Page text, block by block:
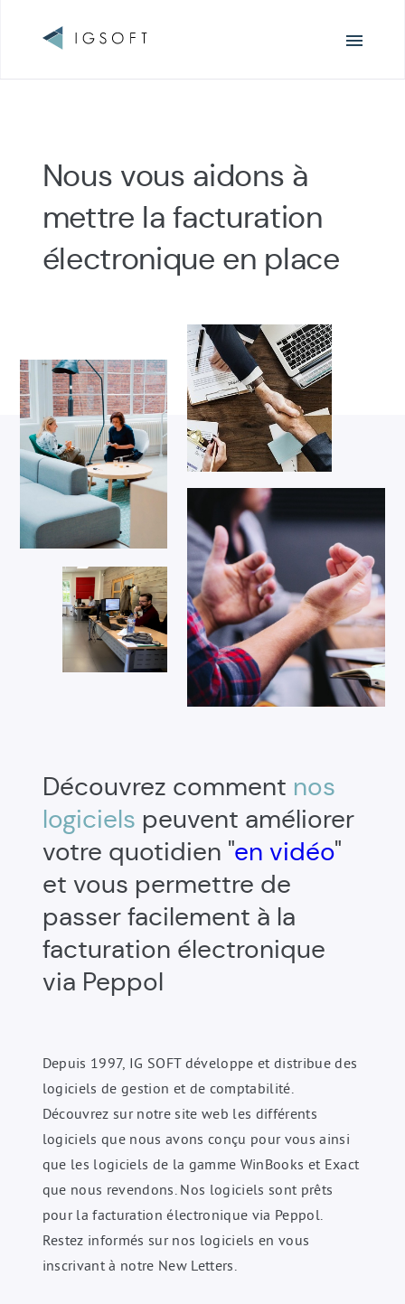
Nous vous aidons à
mettre la facturation
électronique en place
Découvrez comment nos
logiciels peuvent améliorer
votre quotidien "en vidéo"
et vous permettre de
passer facilement à la
facturation électronique
via Peppol
Depuis 1997, IG SOFT développe et distribue des
logiciels de gestion et de comptabilité.
Découvrez sur notre site web les différents
logiciels que nous avons conçu pour vous ainsi
que les logiciels de la gamme WinBooks et Exact
que nous revendons. Nos logiciels sont prêts
pour la facturation électronique via Peppol.
Restez informés sur nos logiciels en vous
inscrivant à notre New Letters.
Navigation